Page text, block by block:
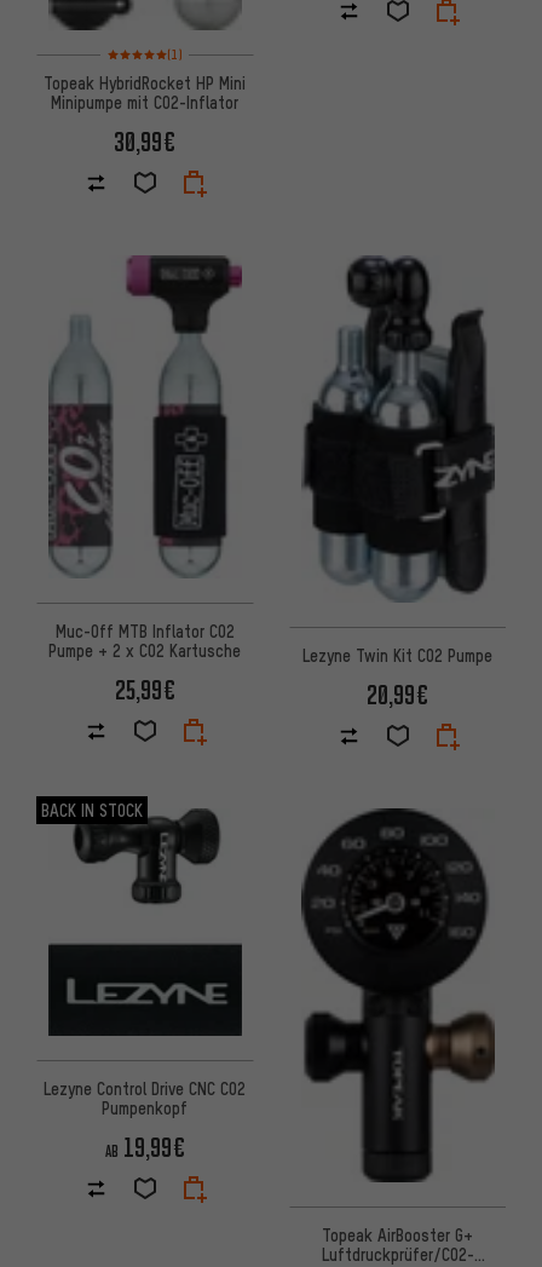
Bewertungen: 5 von 5 basierend auf 1 Bewertungen
(1)
Topeak HybridRocket HP Mini
Minipumpe mit CO2-Inflator
30,99€
Muc-Off MTB Inflator CO2
Pumpe + 2 x CO2 Kartusche
25,99€
Lezyne Twin Kit CO2 Pumpe
20,99€
BACK IN STOCK
Lezyne Control Drive CNC CO2
Pumpenkopf
AB 19,99€
Topeak AirBooster G+
Luftdruckprüfer/CO2-